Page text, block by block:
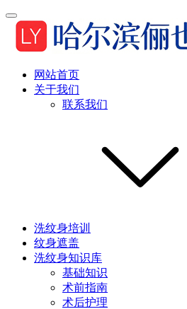
网站首页
关于我们
联系我们
洗纹身培训
纹身遮盖
洗纹身知识库
基础知识
术前指南
术后护理